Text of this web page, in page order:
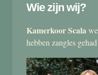
Wie zijn wij?
Kamerkoor Scala
hebben zangles